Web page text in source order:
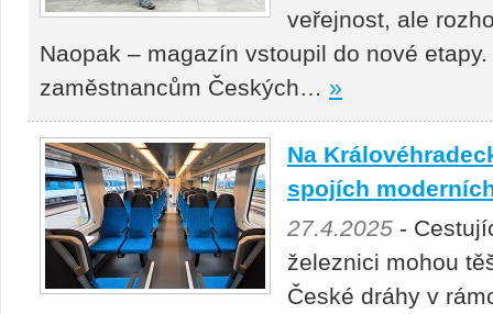
veřejnost, ale
Naopak – magazín vstoupil do nové
zaměstnancům Českých… »
Na
spojích
27.4.2025 -
železnici mohou
České dráhy v